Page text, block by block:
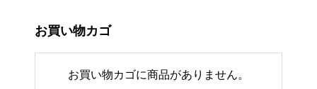
お買い物カゴ
お買い物カゴに商品がありません。